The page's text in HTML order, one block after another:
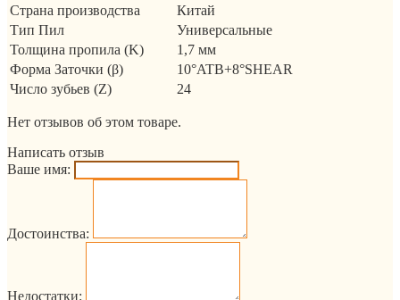
Страна производства
Китай
Тип Пил
Универсальные
Толщина пропила (K)
1,7 мм
Форма Заточки (β)
10°ATB+8°SHEAR
Число зубьев (Z)
24
Нет отзывов об этом товаре.
Написать отзыв
Ваше имя:
Достоинства:
Недостатки: